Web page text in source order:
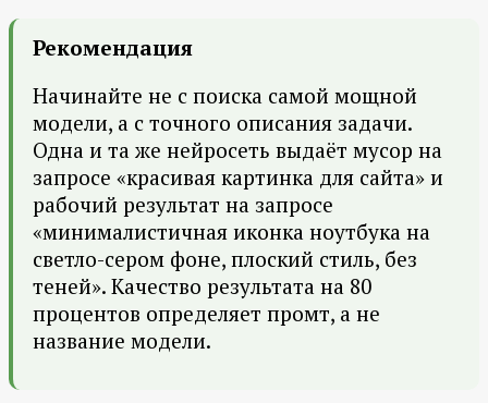
Рекомендация
Начинайте не с поиска самой мощной
модели, а с точного описания задачи.
Одна и та же нейросеть выдаёт мусор на
запросе «красивая картинка для сайта» и
рабочий результат на запросе
«минималистичная иконка ноутбука на
светло-сером фоне, плоский стиль, без
теней». Качество результата на 80
процентов определяет промт, а не
название модели.